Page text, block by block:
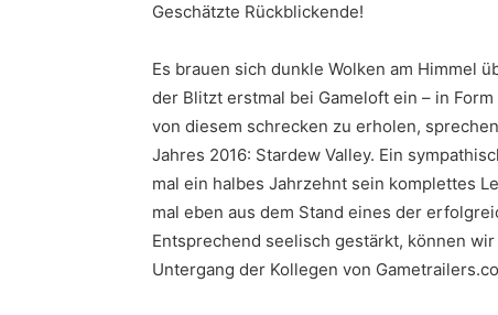
Geschätzte Rückblickende!
Es brauen sich dunkle Wolken am Himmel
der Blitzt erstmal bei Gameloft ein – in
von diesem schrecken zu erholen,
Jahres 2016: Stardew Valley. Ein
mal ein halbes Jahrzehnt sein komplettes
mal eben aus dem Stand eines der
Entsprechend seelisch gestärkt, können
Untergang der Kollegen von